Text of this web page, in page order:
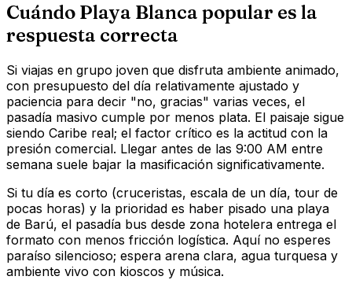
Cuándo Playa Blanca popular es la
respuesta correcta
Si viajas en grupo joven que disfruta ambiente animado,
con presupuesto del día relativamente ajustado y
paciencia para decir "no, gracias" varias veces, el
pasadía masivo cumple por menos plata. El paisaje sigue
siendo Caribe real; el factor crítico es la actitud con la
presión comercial. Llegar antes de las 9:00 AM entre
semana suele bajar la masificación significativamente.
Si tu día es corto (cruceristas, escala de un día, tour de
pocas horas) y la prioridad es haber pisado una playa
de Barú, el pasadía bus desde zona hotelera entrega el
formato con menos fricción logística. Aquí no esperes
paraíso silencioso; espera arena clara, agua turquesa y
ambiente vivo con kioscos y música.